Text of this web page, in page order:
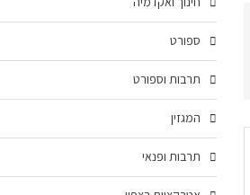
ספורט
תרבות וספורט
המגזין
תרבות ופנאי